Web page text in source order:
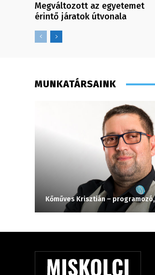
Megváltozott az egyetemet
érintő járatok útvonala
MUNKATÁRSAINK
Kőműves Krisztián –